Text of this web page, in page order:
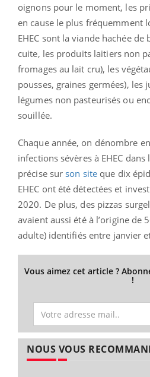
oignons pour le moment, les
en cause le plus fréquemment
EHEC sont la viande hachée
cuite, les produits laitiers non
fromages au lait cru), les
pousses, graines germées), les
légumes non pasteurisés ou
souillée.
Chaque année, on dénombre
infections sévères à EHEC dans
précise sur son site que dix
EHEC ont été détectées et
2020. De plus, des pizzas
avaient aussi été à l’origine de
adulte) identifiés entre janvier
Vous aimez cet article ?
!
NOUS VOUS